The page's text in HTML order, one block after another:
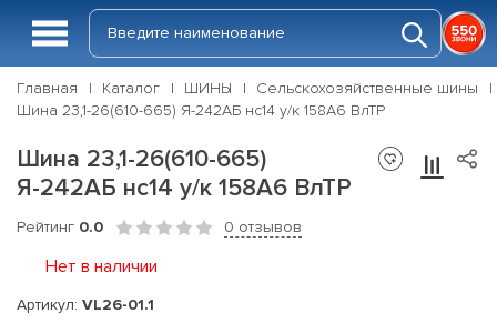
Главная Каталог ШИНЫ
Сельскохозяйственные шины
Шина 23,1-26(610-665) Я-242АБ нс14 у/к 158A6 ВлТР
Шина 23,1-26(610-665)
Я-242АБ нс14 у/к 158A6 ВлТР
Рейтинг 0.0 0 отзывов
Нет в наличии
Артикул: VL26-01.1